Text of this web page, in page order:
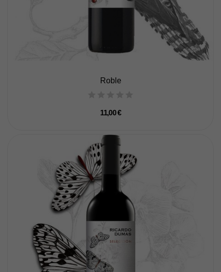
Roble
11,00 €